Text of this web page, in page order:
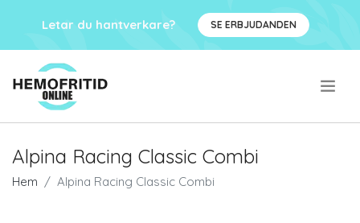
Letar du hantverkare? SE ERBJUDANDEN
Alpina Racing Classic Combi
Hem Alpina Racing Classic Combi